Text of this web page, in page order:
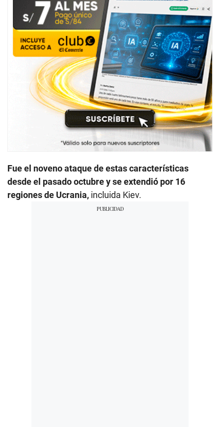
Fue el noveno ataque de estas características
desde el pasado octubre y se extendió por 16
regiones de Ucrania, incluida Kiev.